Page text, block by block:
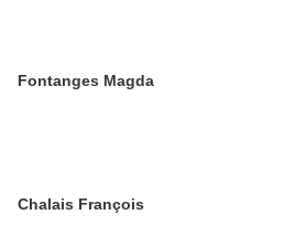
Fontanges Magda
Chalais François